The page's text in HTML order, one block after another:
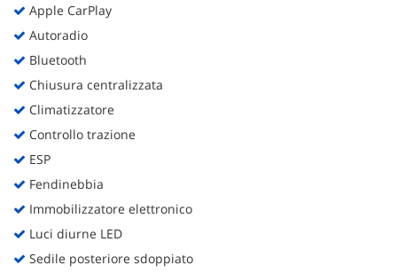
Apple CarPlay
Autoradio
Bluetooth
Chiusura centralizzata
Climatizzatore
Controllo trazione
ESP
Fendinebbia
Immobilizzatore elettronico
Luci diurne LED
Sedile posteriore sdoppiato